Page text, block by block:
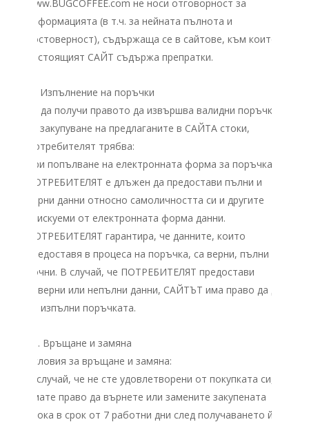
www.BUGCOFFEE.com не носи отговорност за
информацията (в т.ч. за нейната пълнота и
достоверност), съдържаща се в сайтове, към които
настоящият САЙТ съдържа препратки.
VI. Изпълнение на поръчки
За да получи правото да извършва валидни поръчки
за закупуване на предлаганите в САЙТА стоки,
Потребителят трябва:
При попълване на електронната форма за поръчка
ПОТРЕБИТЕЛЯT е длъжен да предостави пълни и
верни данни относно самоличността си и другите
изискуеми от електронната форма данни.
ПОТРЕБИТЕЛЯT гарантира, че данните, които
предоставя в процеса на поръчка, са верни, пълни и
точни. В случай, че ПОТРЕБИТЕЛЯT предостави
неверни или непълни данни, САЙТЪТ има право да да
не изпълни поръчката.
VII. Връщане и замяна
Условия за връщане и замяна:
В случай, че не сте удовлетворени от покупката си,
имате право да върнете или замените закупената
стока в срок от 7 работни дни след получаването й.